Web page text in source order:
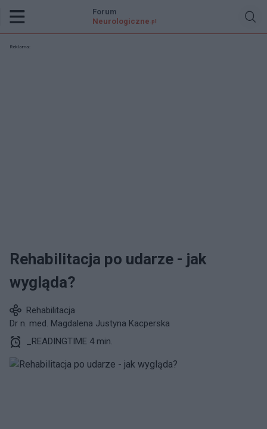
Forum
Neurologiczne .pl
Reklama:
Rehabilitacja po udarze - jak
wygląda?
Rehabilitacja
Dr n. med. Magdalena Justyna Kacperska
_READINGTIME 4 min.